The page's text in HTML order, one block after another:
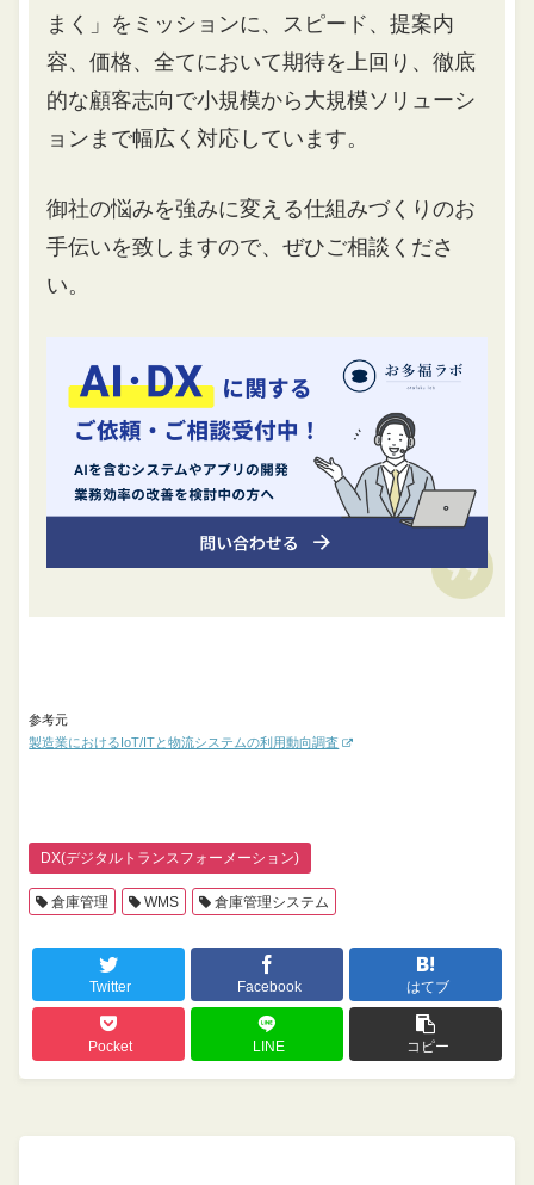
まく」をミッションに、スピード、提案内
容、価格、全てにおいて期待を上回り、徹底
的な顧客志向で小規模から大規模ソリューシ
ョンまで幅広く対応しています。
御社の悩みを強みに変える仕組みづくりのお
手伝いを致しますので、ぜひご相談くださ
い。
参考元
製造業におけるIoT/ITと物流システムの利用動向調査
DX(デジタルトランスフォーメーション)
倉庫管理 WMS 倉庫管理システム
Twitter Facebook はてブ
Pocket LINE コピー